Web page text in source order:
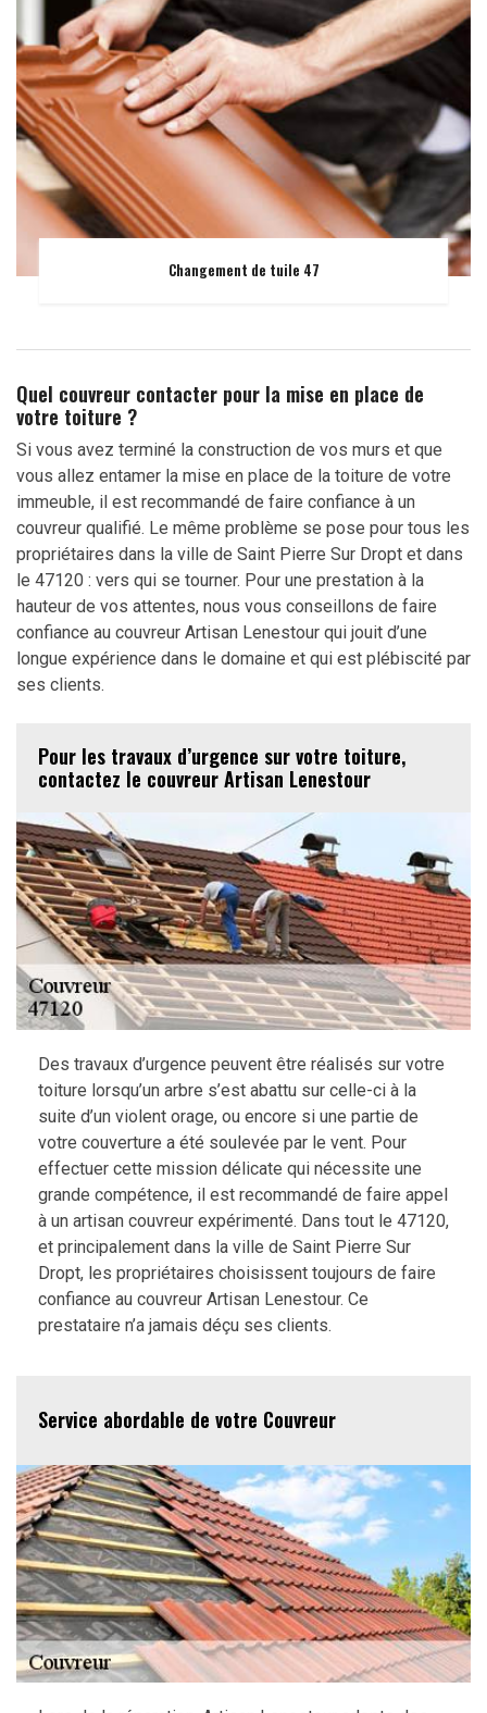
Changement de tuile 47
Quel couvreur contacter pour la mise en place de
votre toiture ?
Si vous avez terminé la construction de vos murs et que
vous allez entamer la mise en place de la toiture de votre
immeuble, il est recommandé de faire confiance à un
couvreur qualifié. Le même problème se pose pour tous les
propriétaires dans la ville de Saint Pierre Sur Dropt et dans
le 47120 : vers qui se tourner. Pour une prestation à la
hauteur de vos attentes, nous vous conseillons de faire
confiance au couvreur Artisan Lenestour qui jouit d’une
longue expérience dans le domaine et qui est plébiscité par
ses clients.
Pour les travaux d’urgence sur votre toiture,
contactez le couvreur Artisan Lenestour
Des travaux d’urgence peuvent être réalisés sur votre
toiture lorsqu’un arbre s’est abattu sur celle-ci à la
suite d’un violent orage, ou encore si une partie de
votre couverture a été soulevée par le vent. Pour
effectuer cette mission délicate qui nécessite une
grande compétence, il est recommandé de faire appel
à un artisan couvreur expérimenté. Dans tout le 47120,
et principalement dans la ville de Saint Pierre Sur
Dropt, les propriétaires choisissent toujours de faire
confiance au couvreur Artisan Lenestour. Ce
prestataire n’a jamais déçu ses clients.
Service abordable de votre Couvreur